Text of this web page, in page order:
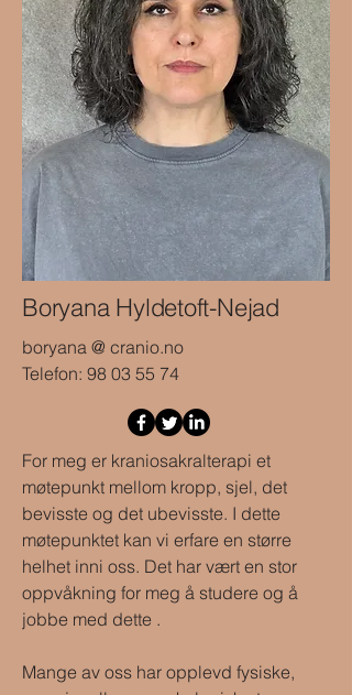
Boryana Hyldetoft-Nejad
boryana @ cranio.no
Telefon: 98 03 55 74
For meg er kraniosakralterapi et
møtepunkt mellom kropp, sjel, det
bevisste og det ubevisste. I dette
møtepunktet kan vi erfare en større
helhet inni oss. Det har vært en stor
oppvåkning for meg å studere og å
jobbe med dette .
Mange av oss har opplevd fysiske,